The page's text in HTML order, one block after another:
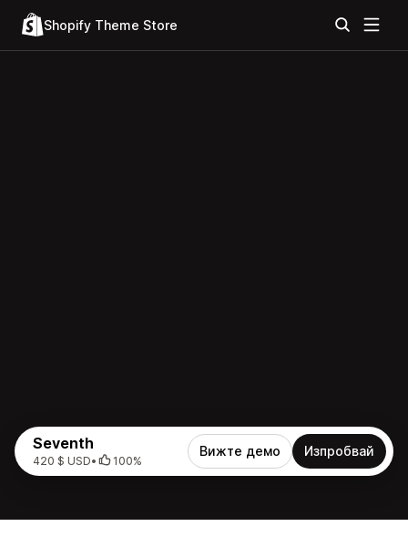
Shopify Theme Store
Seventh
420 $ USD• 100%
Вижте демо Изпробвай